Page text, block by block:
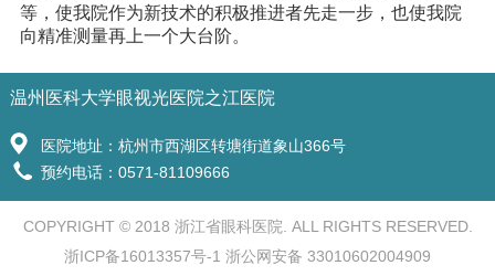
等，使我院作为新技术的积极推进者先走一步，也使我院
向精准测量再上一个大台阶。
温州医科大学眼视光医院之江医院
医院地址：杭州市西湖区转塘街道象山366号
预约电话：0571-81109666
COPYRIGHT © 2018 浙江省眼科医院. ALL RIGHTS RESERVED.
浙ICP备16013357号-1 浙公网安备 33010602004909